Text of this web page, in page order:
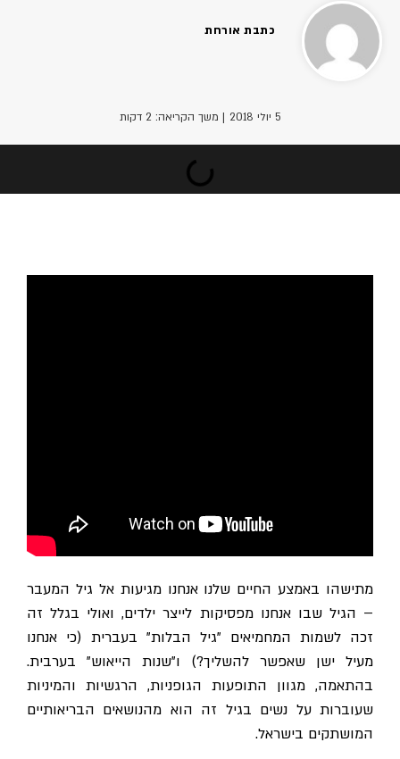
כתבת אורחת
5 יולי 2018 | משך הקריאה: 2 דקות
מתישהו באמצע החיים שלנו אנחנו מגיעות אל גיל המעבר
– הגיל שבו אנחנו מפסיקות לייצר ילדים, ואולי בגלל זה
זכה לשמות המחמיאים "גיל הבלות" בעברית (כי אנחנו
מעיל ישן שאפשר להשליך?) ו"שנות הייאוש" בערבית.
בהתאמה, מגוון התופעות הגופניות, הרגשיות והמיניות
שעוברות על נשים בגיל זה הוא מהנושאים הבריאותיים
המושתקים בישראל.